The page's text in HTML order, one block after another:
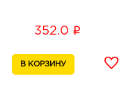
352.0 i